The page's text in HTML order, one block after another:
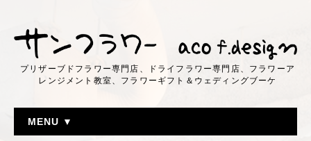
プリザーブドフラワー専門店、ドライフラワー専門店、フラワーア
レンジメント教室、フラワーギフト＆ウェディングブーケ
MENU ▼